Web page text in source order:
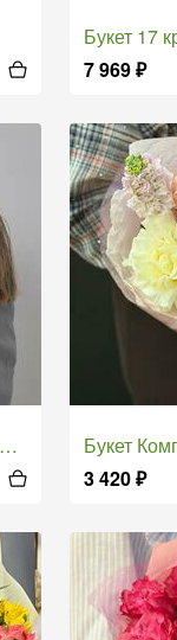
Букет 17
7 969₽
Букет
3 420₽